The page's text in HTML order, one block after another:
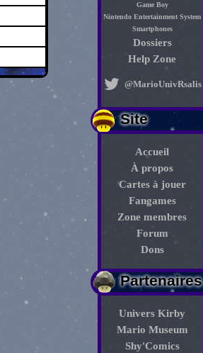
Game Boy
Nintendo Entertainment System
Smartphones
Dossiers
Help Zone
@MarioUnivRsalis
Site
Accueil
À propos
Cartes à jouer
Fangames
Zone membres
Forum
Dons
Partenaires
Univers Kirby
Mario Museum
Shy'Comics